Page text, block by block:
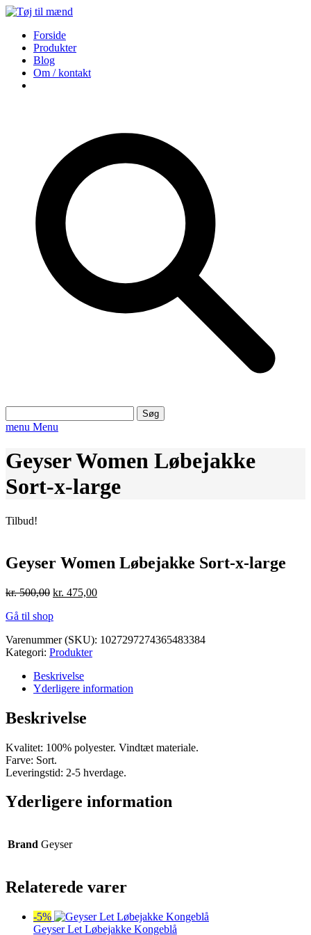
Forside
Produkter
Blog
Om / kontakt
efter:
menu Menu
Geyser Women Løbejakke
Sort-x-large
Tilbud!
Geyser Women Løbejakke Sort-x-large
kr.500,00 Den
pris
kr. 500,00.
kr. 475,00Den
kr. 475,00.
Gå til shop
Varenummer (SKU): 1027297274365483384
Kategori: Produkter
Beskrivelse
Yderligere information
Beskrivelse
Kvalitet: 100% polyester. Vindtæt materiale.
Farve: Sort.
Leveringstid: 2-5 hverdage.
Yderligere information
Brand Geyser
Relaterede varer
-5%
Geyser Let Løbejakke Kongeblå